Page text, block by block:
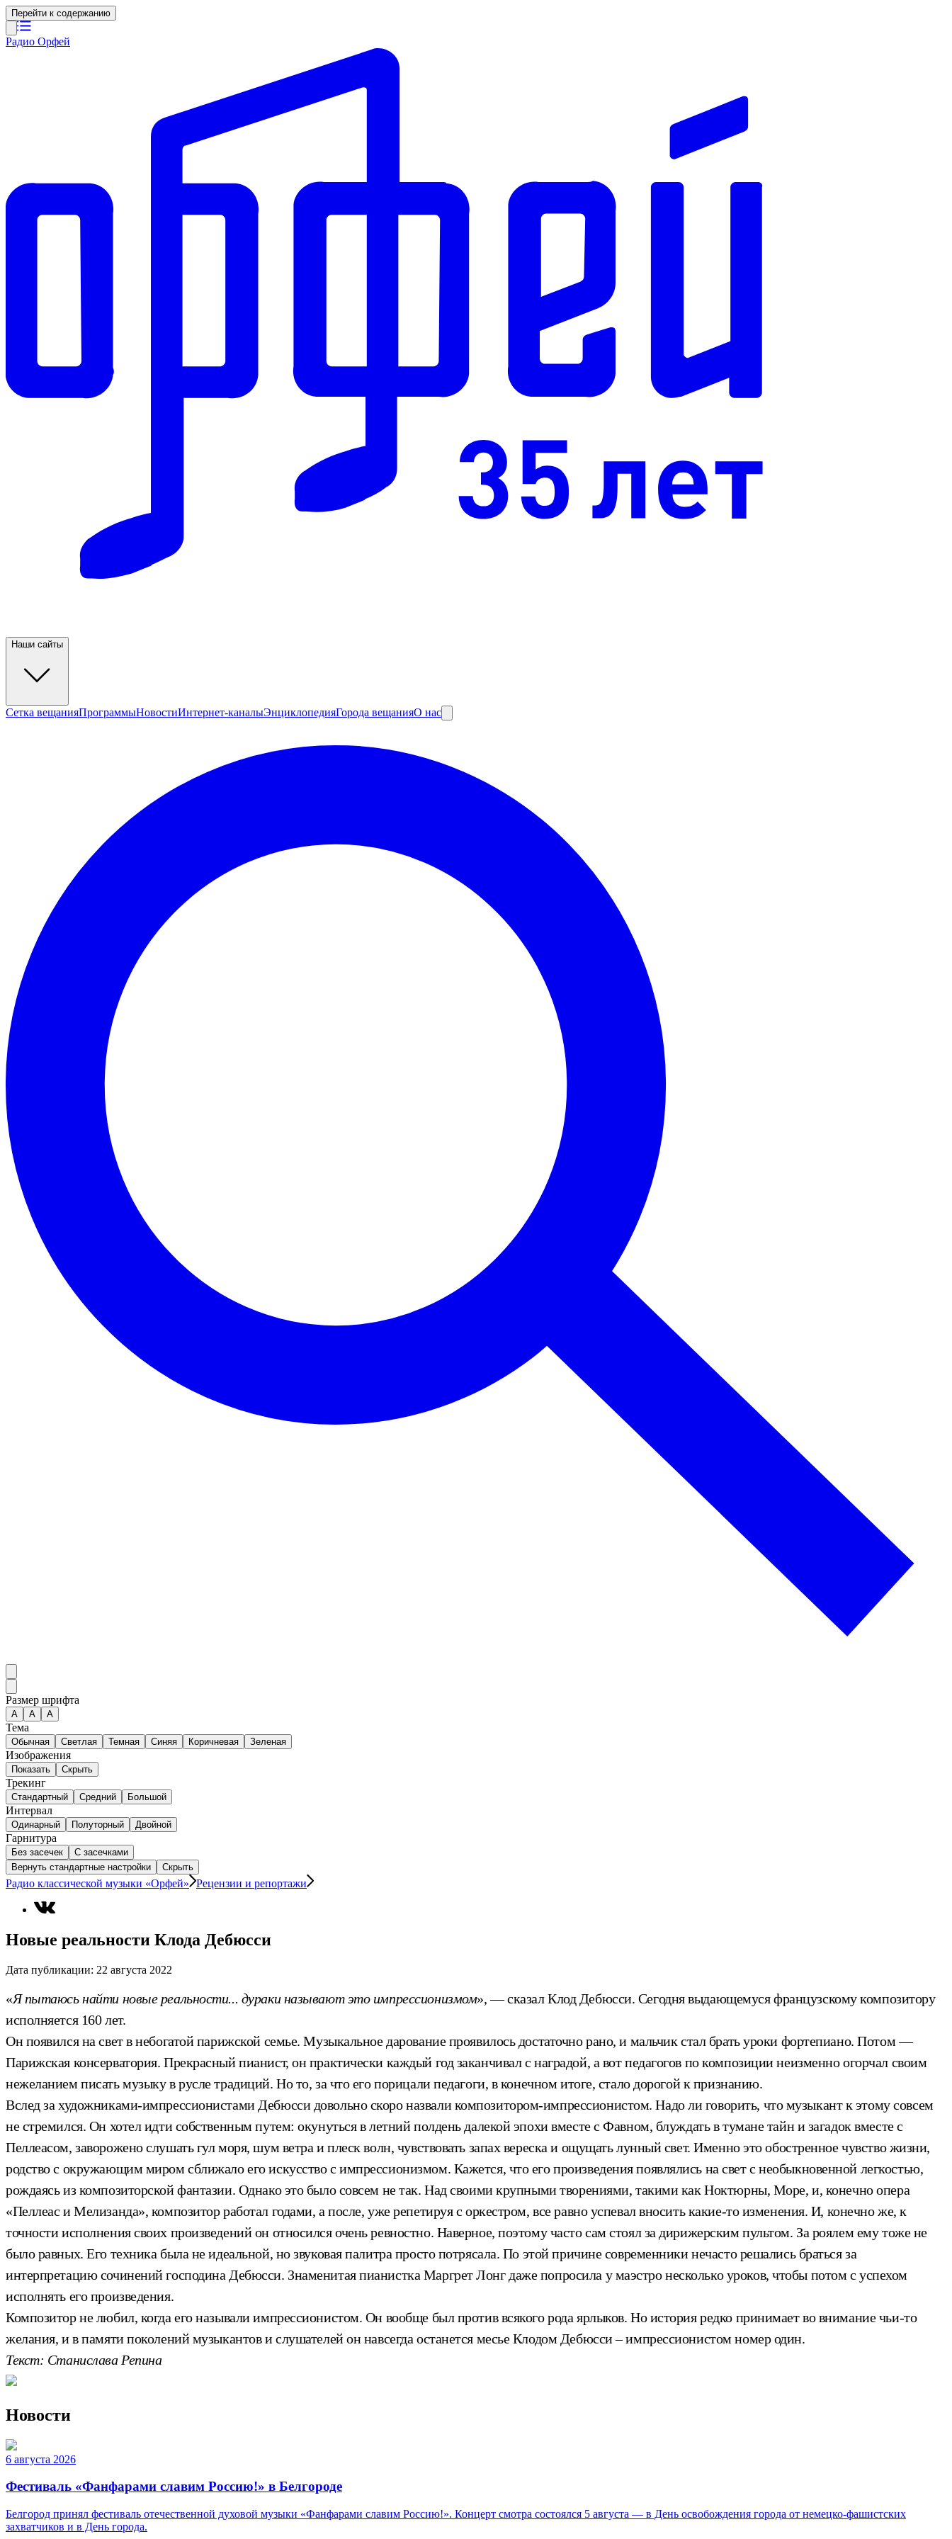
Перейти к содержанию
Радио Орфей
Наши сайты
Сетка вещанияПрограммыНовостиИнтернет-каналыЭнциклопедияГорода вещанияО нас
Размер шрифта
А A A
Тема
Обычная Светлая Темная Синяя Коричневая Зеленая
Изображения
Показать Скрыть
Трекинг
Стандартный Средний Большой
Интервал
Одинарный Полуторный Двойной
Гарнитура
Без засечек
С засечками
Вернуть стандартные настройки
Скрыть
Радио классической музыки «Орфей» Рецензии и репортажи
Новые реальности Клода Дебюсси
Дата публикации: 22 августа 2022
«Я пытаюсь найти новые реальности... дураки называют это импрессионизмом», — сказал Клод Дебюсси. Сегодня выдающемуся французскому композитору
исполняется 160 лет.
Он появился на свет в небогатой парижской семье. Музыкальное дарование проявилось достаточно рано, и мальчик стал брать уроки фортепиано. Потом —
Парижская консерватория. Прекрасный пианист, он практически каждый год заканчивал с наградой, а вот педагогов по композиции неизменно огорчал своим
нежеланием писать музыку в русле традиций. Но то, за что его порицали педагоги, в конечном итоге, стало дорогой к признанию.
Вслед за художниками-импрессионистами Дебюсси довольно скоро назвали композитором-импрессионистом. Надо ли говорить, что музыкант к этому совсем
не стремился. Он хотел идти собственным путем: окунуться в летний полдень далекой эпохи вместе с Фавном, блуждать в тумане тайн и загадок вместе с
Пеллеасом, заворожено слушать гул моря, шум ветра и плеск волн, чувствовать запах вереска и ощущать лунный свет. Именно это обостренное чувство жизни,
родство с окружающим миром сближало его искусство с импрессионизмом. Кажется, что его произведения появлялись на свет с необыкновенной легкостью,
рождаясь из композиторской фантазии. Однако это было совсем не так. Над своими крупными творениями, такими как Ноктюрны, Море, и, конечно опера
«Пеллеас и Мелизанда», композитор работал годами, а после, уже репетируя с оркестром, все равно успевал вносить какие-то изменения. И, конечно же, к
точности исполнения своих произведений он относился очень ревностно. Наверное, поэтому часто сам стоял за дирижерским пультом. За роялем ему тоже не
было равных. Его техника была не идеальной, но звуковая палитра просто потрясала. По этой причине современники нечасто решались браться за
интерпретацию сочинений господина Дебюсси. Знаменитая пианистка Маргрет Лонг даже попросила у маэстро несколько уроков, чтобы потом с успехом
исполнять его произведения.
Композитор не любил, когда его называли импрессионистом. Он вообще был против всякого рода ярлыков. Но история редко принимает во внимание чьи-то
желания, и в памяти поколений музыкантов и слушателей он навсегда останется месье Клодом Дебюсси – импрессионистом номер один.
Текст: Станислава Репина
Новости
6 августа 2026
Фестиваль «Фанфарами славим Россию!» в Белгороде
Белгород принял фестиваль отечественной духовой музыки «Фанфарами славим Россию!». Концерт смотра состоялся 5 августа — в День освобождения города от немецко-фашистских
захватчиков и в День города.